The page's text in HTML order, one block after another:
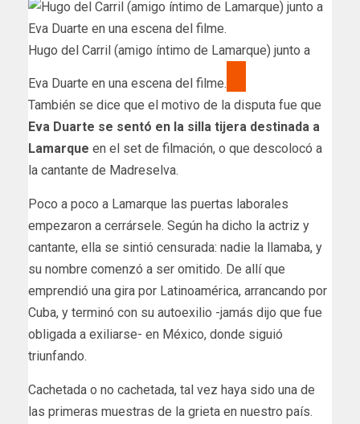
Hugo del Carril (amigo íntimo de Lamarque) junto a
Eva Duarte en una escena del filme.
También se dice que el motivo de la disputa fue que
Eva Duarte se sentó en la silla tijera destinada a
Lamarque en el set de filmación, o que descolocó a
la cantante de Madreselva.
Poco a poco a Lamarque las puertas laborales
empezaron a cerrársele. Según ha dicho la actriz y
cantante, ella se sintió censurada: nadie la llamaba, y
su nombre comenzó a ser omitido. De allí que
emprendió una gira por Latinoamérica, arrancando por
Cuba, y terminó con su autoexilio -jamás dijo que fue
obligada a exiliarse- en México, donde siguió
triunfando.
Cachetada o no cachetada, tal vez haya sido una de
las primeras muestras de la grieta en nuestro país.